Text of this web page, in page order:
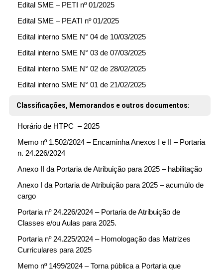
Edital SME – PETI nº 01/2025
Edital SME – PEATI nº 01/2025
Edital interno SME N° 04 de 10/03/2025
Edital interno SME N° 03 de 07/03/2025
Edital interno SME N° 02 de 28/02/2025
Edital interno SME N° 01 de 21/02/2025
Classificações, Memorandos e outros documentos:
Horário de HTPC – 2025
Memo nº 1.502/2024 – Encaminha Anexos I e II – Portaria
n. 24.226/2024
Anexo II da Portaria de Atribuição para 2025 – habilitação
Anexo I da Portaria de Atribuição para 2025 – acumúlo de
cargo
Portaria nº 24.226/2024 – Portaria de Atribuição de
Classes e/ou Aulas para 2025.
Portaria nº 24.225/2024 – Homologação das Matrizes
Curriculares para 2025
Memo nº 1499/2024 – Torna pública a Portaria que